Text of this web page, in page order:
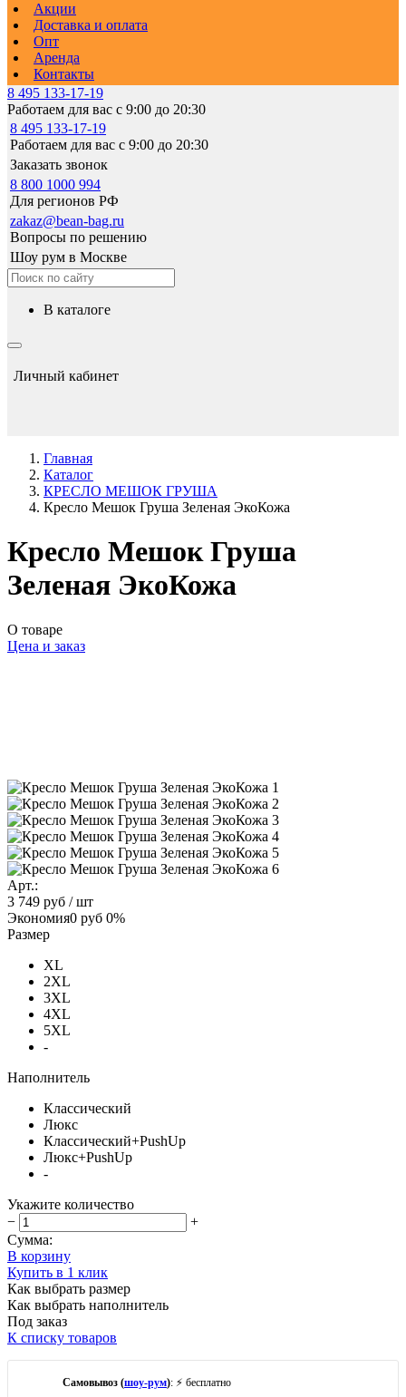
Акции
Доставка и оплата
Опт
Аренда
Контакты
8 495 133-17-19
Работаем для вас с 9:00 до 20:30
8 495 133-17-19
Работаем для вас с 9:00 до 20:30
Заказать звонок
8 800 1000 994
Для регионов РФ
zakaz@bean-bag.ru
Вопросы по решению
Шоу рум в Москве
в каталоге
Личный кабинет
Главная
Каталог
КРЕСЛО МЕШОК ГРУША
Кресло Мешок Груша Зеленая ЭкоКожа
Кресло Мешок Груша
Зеленая ЭкоКожа
О товаре
Цена и заказ
Арт.:
3 749 руб / шт
Экономия0 руб 0%
Размер
XL
2XL
3XL
4XL
5XL
-
Наполнитель
Классический
Люкс
Классический+PushUp
Люкс+PushUp
-
Укажите количество
−
+
Сумма:
В корзину
Купить в 1 клик
Как выбрать размер
Как выбрать наполнитель
Под заказ
К списку товаров
Самовывоз (шоу-рум): ⚡ бесплатно